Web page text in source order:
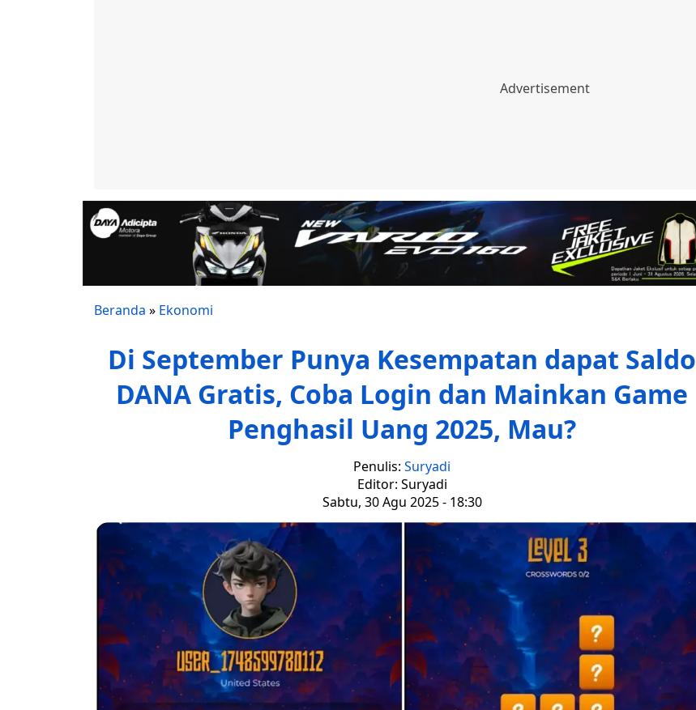
Beranda » Ekonomi
Di September Punya Kesempatan dapat Saldo
DANA Gratis, Coba Login dan Mainkan Game
Penghasil Uang 2025, Mau?
Penulis: Suryadi
Editor: Suryadi
Sabtu, 30 Agu 2025 - 18:30